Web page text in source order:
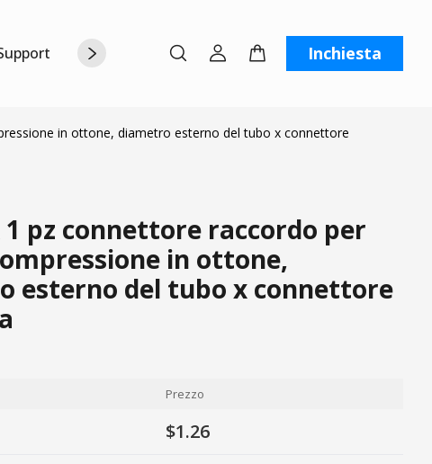
Chi siamo Contattaci Inchiesta
in ottone, diametro esterno del tubo x connettore
1 pz connettore raccordo per
in ottone,
esterno del tubo x connettore
Prezzo
$1.26